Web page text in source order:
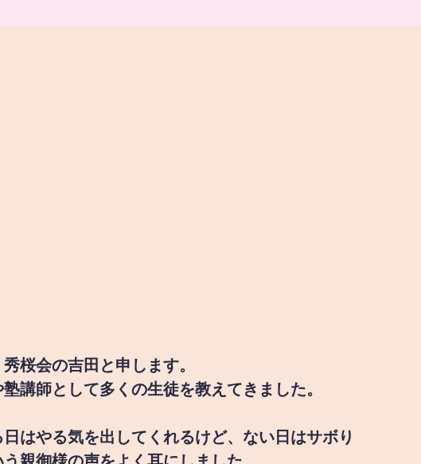
桜会の吉田と申します。
講師として多くの生徒を教えてきました。
はやる気を出してくれるけど、ない日はサボり